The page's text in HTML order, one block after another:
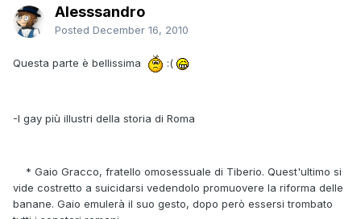
Alesssandro
Posted December 16, 2010
Questa parte è bellissima :(
-I gay più illustri della storia di Roma
* Gaio Gracco, fratello omosessuale di Tiberio. Quest'ultimo si
vide costretto a suicidarsi vedendolo promuovere la riforma delle
banane. Gaio emulerà il suo gesto, dopo però essersi trombato